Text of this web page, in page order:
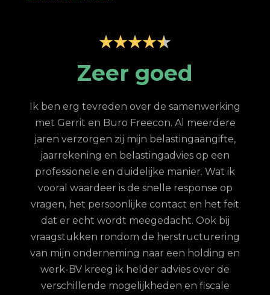
Zeer goed
Ik ben erg tevreden over de samenwerking
met Gerrit en Buro Freecon. Al meerdere
jaren verzorgen zij mijn belastingaangifte,
jaarrekening en belastingadvies op een
professionele en duidelijke manier. Wat ik
vooral waardeer is de snelle response op
vragen, het persoonlijke contact en het feit
dat er echt wordt meegedacht. Ook bij
vraagstukken rondom de herstructurering
van mijn onderneming naar een holding en
werk-BV kreeg ik helder advies over de
verschillende mogelijkheden en fiscale